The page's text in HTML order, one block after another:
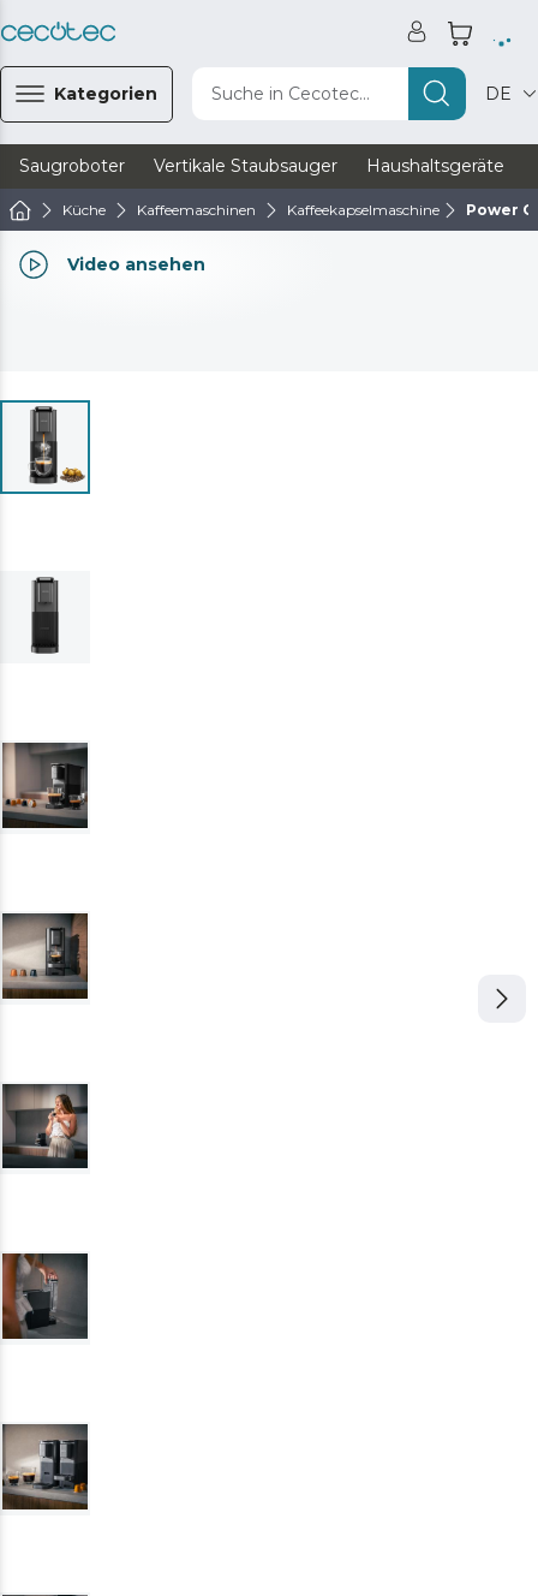
Kategorien Suche in Cecotec... DE
Saugroboter Vertikale Staubsauger Haushaltsgeräte
Küche Kaffeemaschinen Kaffeekapselmaschine Power
Video ansehen